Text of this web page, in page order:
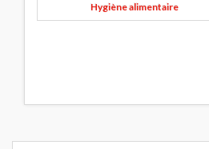
Hygiène alimentaire